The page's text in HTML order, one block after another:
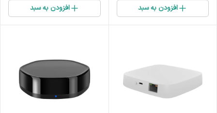
افزودن به سبد افزودن به سبد